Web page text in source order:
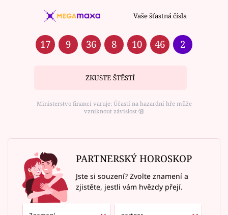
Vaše šťastná čísla
17 9 36 8 10 46 2
ZKUSTE ŠTĚSTÍ
Ministerstvo financí varuje: Účastí na hazardní hře může
vzniknout závislost ⑱
PARTNERSKÝ HOROSKOP
Jste si souzení? Zvolte znamení a
zjistěte, jestli vám hvězdy přejí.